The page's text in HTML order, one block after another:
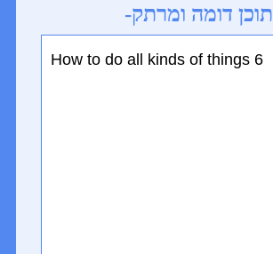
תוכן דומה ומרתק-
How to do all kinds of things 6